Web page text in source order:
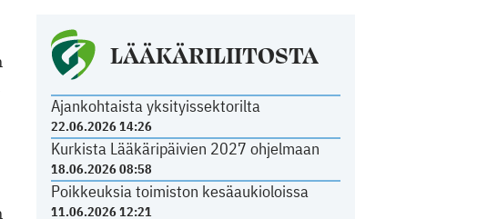
LÄÄKÄRILIITOSTA
Ajankohtaista yksityissektorilta
22.06.2026 14:26
Kurkista Lääkäripäivien 2027 ohjelmaan
18.06.2026 08:58
Poikkeuksia toimiston kesäaukioloissa
11.06.2026 12:21